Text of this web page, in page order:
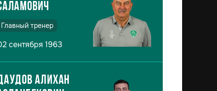
Главный тренер
сентября 1963
Алихан